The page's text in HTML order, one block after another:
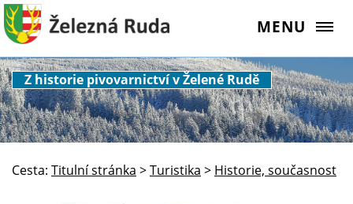
MENU
Z historie pivovarnictví v Želené Rudě
Cesta: Titulní stránka >Turistika > Historie, současnost